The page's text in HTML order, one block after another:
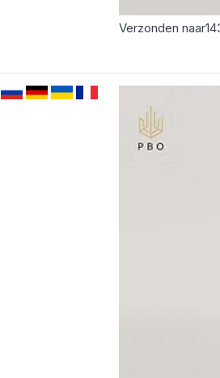
Verzonden naar